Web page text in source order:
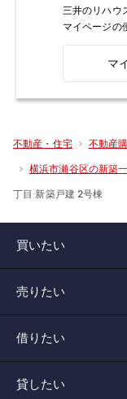
三井のリハウ
マイページの
マ
不動産・住宅 不動産
横浜市瀬谷区の新築
丁目 新築戸建 2号棟
買いたい
売りたい
借りたい
貸したい